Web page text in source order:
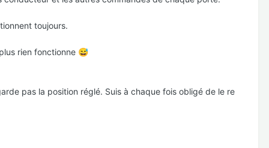
toujours.
rien fonctionne 😅
pas la position réglé. Suis à chaque fois obligé de le re